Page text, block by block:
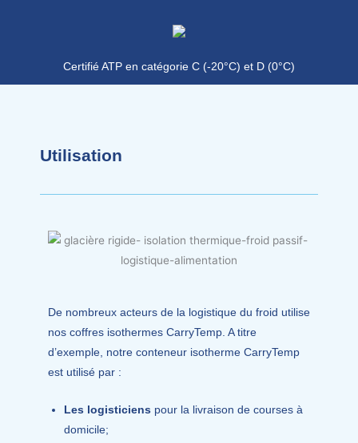
Certifié ATP en catégorie C (-20°C) et D (0°C)
Utilisation
De nombreux acteurs de la logistique du froid utilise
nos coffres isothermes CarryTemp. A titre
d’exemple, notre conteneur isotherme CarryTemp
est utilisé par :
Les logisticiens pour la livraison de courses à
domicile;